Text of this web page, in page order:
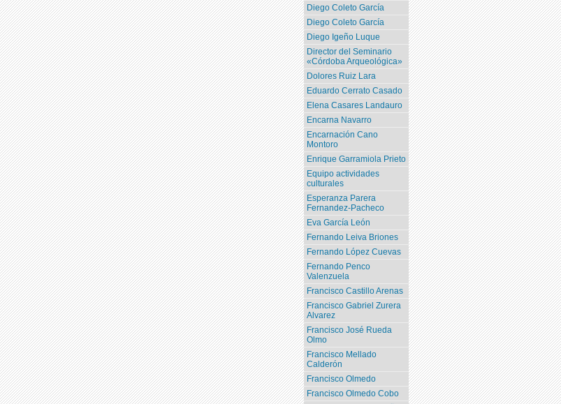
Diego Coleto García
Diego Coleto García
Diego Igeño Luque
Director del Seminario
«Córdoba Arqueológica»
Dolores Ruiz Lara
Eduardo Cerrato Casado
Elena Casares Landauro
Encarna Navarro
Encarnación Cano
Montoro
Enrique Garramiola Prieto
Equipo actividades
culturales
Esperanza Parera
Fernandez-Pacheco
Eva García León
Fernando Leiva Briones
Fernando López Cuevas
Fernando Penco
Valenzuela
Francisco Castillo Arenas
Francisco Gabriel Zurera
Alvarez
Francisco José Rueda
Olmo
Francisco Mellado
Calderón
Francisco Olmedo
Francisco Olmedo Cobo